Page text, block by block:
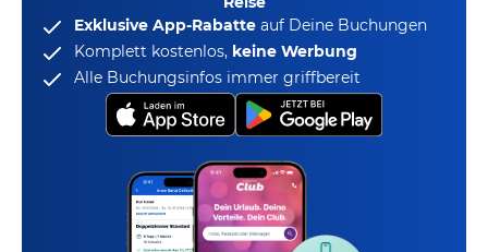
Exklusive App-Rabatte auf Deine Buchungen
Komplett kostenlos, keine Werbung
Alle Buchungsinfos immer griffbereit